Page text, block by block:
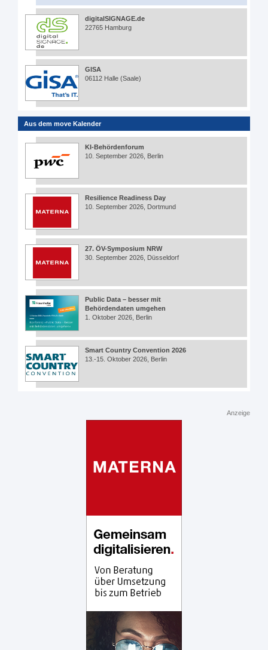
digitalSIGNAGE.de
22765 Hamburg
GISA
06112 Halle (Saale)
Aus dem move Kalender
KI-Behördenforum
10. September 2026, Berlin
Resilience Readiness Day
10. September 2026, Dortmund
27. ÖV-Symposium NRW
30. September 2026, Düsseldorf
Public Data – besser mit
Behördendaten umgehen
1. Oktober 2026, Berlin
Smart Country Convention 2026
13.-15. Oktober 2026, Berlin
Anzeige